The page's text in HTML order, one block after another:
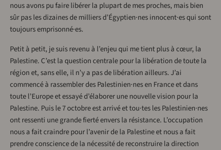
nous avons pu faire libérer la plupart de mes proches, mais bien
sûr pas les dizaines de milliers d’Égyptien·nes innocent·es qui sont
toujours emprisonné·es.
Petit à petit, je suis revenu à l’enjeu qui me tient plus à cœur, la
Palestine. C’est la question centrale pour la libération de toute la
région et, sans elle, il n’y a pas de libération ailleurs. J’ai
commencé à rassembler des Palestinien·nes en France et dans
toute l’Europe et essayé d’élaborer une nouvelle vision pour la
Palestine. Puis le 7 octobre est arrivé et tou·tes les Palestinien·nes
ont ressenti une grande fierté envers la résistance. L’occupation
nous a fait craindre pour l’avenir de la Palestine et nous a fait
prendre conscience de la nécessité de reconstruire la direction